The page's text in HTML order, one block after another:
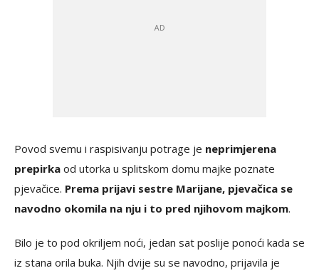
Povod svemu i raspisivanju potrage je neprimjerena
prepirka od utorka u splitskom domu majke poznate
pjevačice. Prema prijavi sestre Marijane, pjevačica se
navodno okomila na nju i to pred njihovom majkom.
Bilo je to pod okriljem noći, jedan sat poslije ponoći kada se
iz stana orila buka. Njih dvije su se navodno, prijavila je